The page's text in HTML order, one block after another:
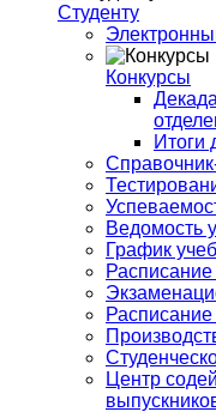
Студенту
Конкурсы
Итоги
Ведомость
График
Расписание
Центр